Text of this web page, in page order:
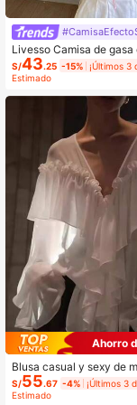
Livesso Camisa de gasa
s de murciélago rosa,
o, estilo bohemio casual
a para mujer, verano y
S/43.25 -15% ¡Últimos 3
Estimado
Ahorro
Blusa casual y sexy de
sa transparente,
larga con cuello en V y
S/55.67 -4% ¡Últimos 3
Estimado